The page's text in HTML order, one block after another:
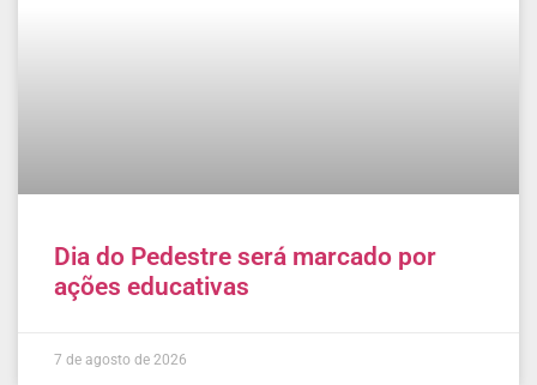
Dia do Pedestre será marcado por
ações educativas
7 de agosto de 2026